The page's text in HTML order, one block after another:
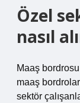
Özel
nasıl
Maaş
maaş
sektör